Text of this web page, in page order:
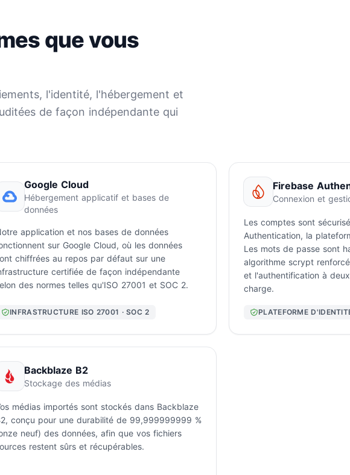
que vous
l'identité, l'hébergement et
de façon indépendante qui
Google Cloud
Hébergement applicatif et bases de
données
application et nos bases de données
sur Google Cloud, où les données
chiffrées au repos par défaut sur une
certifiée de façon indépendante
des normes telles qu'ISO 27001 et SOC 2.
INFRASTRUCTURE ISO 27001 · SOC 2
Firebase
Connexion et
Les comptes sont
Authentication, la
Les mots de passe sont
algorithme scrypt
et l'authentification à
charge.
PLATEFORME
Backblaze B2
Stockage des médias
médias importés sont stockés dans Backblaze
conçu pour une durabilité de 99,999999999 %
neuf) des données, afin que vos fichiers
restent sûrs et récupérables.